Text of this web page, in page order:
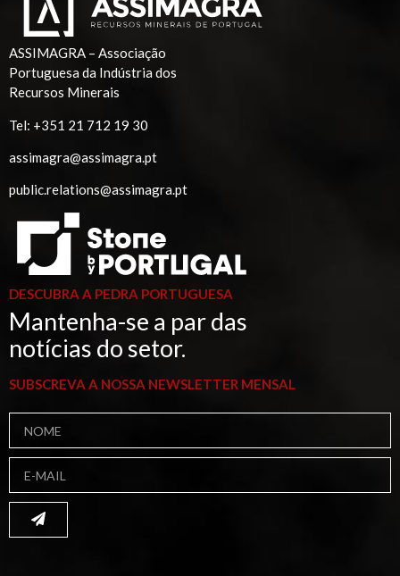
ASSIMAGRA – Associação
Portuguesa da Indústria dos
Recursos Minerais
Tel: +351 21 712 19 30
assimagra@assimagra.pt
public.relations@assimagra.pt
DESCUBRA A PEDRA PORTUGUESA
Mantenha-se a par das
notícias do setor.
SUBSCREVA A NOSSA NEWSLETTER MENSAL